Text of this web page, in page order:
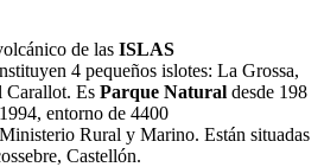
de las ISLAS
4 pequeños islotes: La Grossa,
Carallot. Es Parque Natural desde 198
entorno de 4400
Rural y Marino. Están situadas
Castellón.